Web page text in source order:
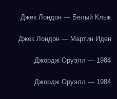
Джек Лондон — Белый Клык
Джек Лондон — Мартин Иден
Джордж Оруэлл — 1984
Джордж Оруэлл — 1984